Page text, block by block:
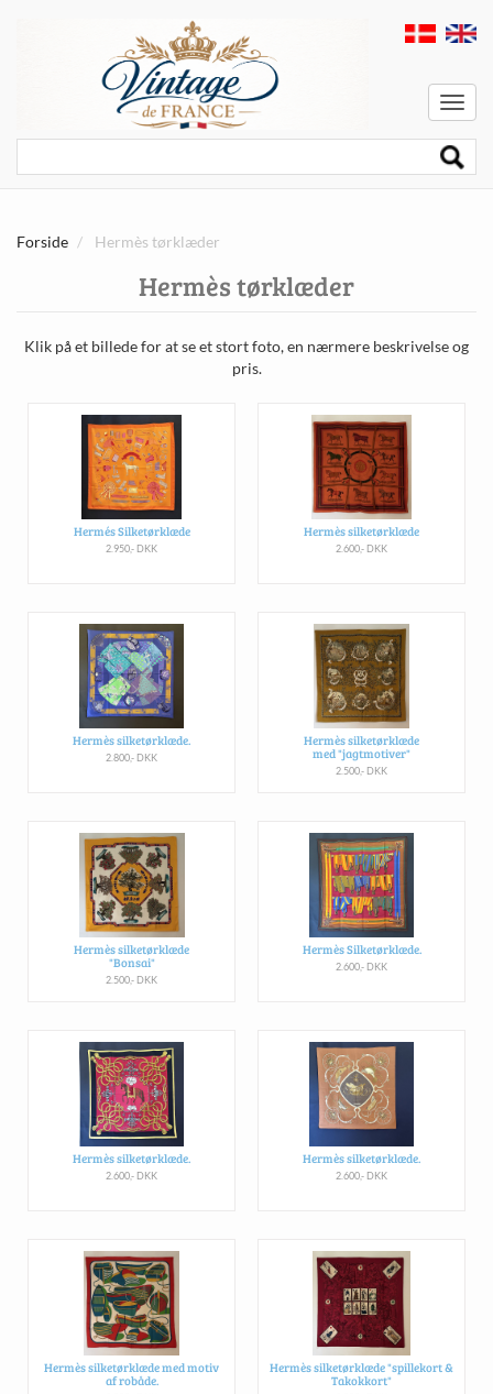
Menu
Forside Hermès tørklæder
Hermès tørklæder
Klik på et billede for at se et stort foto, en nærmere beskrivelse og
pris.
Hermés Silketørklæde
2.950,- DKK
Hermès silketørklæde
2.600,- DKK
Hermès silketørklæde.
2.800,- DKK
Hermès silketørklæde
med "jagtmotiver"
2.500,- DKK
Hermès silketørklæde
"Bonsai"
2.500,- DKK
Hermès Silketørklæde.
2.600,- DKK
Hermès silketørklæde.
2.600,- DKK
Hermès silketørklæde.
2.600,- DKK
Hermès silketørklæde med motiv
af robåde.
Hermès silketørklæde "spillekort &
Takokkort"